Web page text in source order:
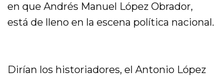
en que Andrés Manuel López Obrador,
está de lleno en la escena política nacional.
Dirían los historiadores, el Antonio López